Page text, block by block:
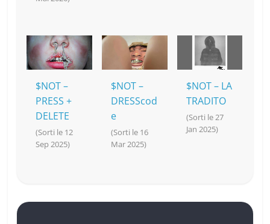
$NOT –
PRESS +
DELETE
(Sorti le 12
Sep 2025)
$NOT –
DRESScod
e
(Sorti le 16
Mar 2025)
$NOT – LA
TRADITO
(Sorti le 27
Jan 2025)